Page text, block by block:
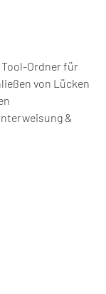
Tool-Ordner für
von Lücken
&